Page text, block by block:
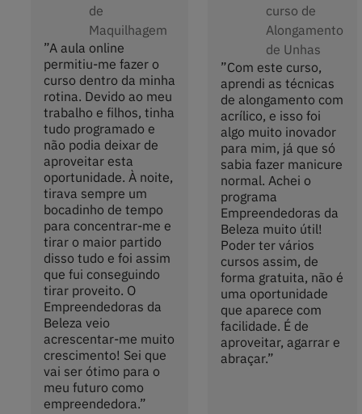
de
Maquilhagem
”A aula online
permitiu-me fazer o
curso dentro da minha
rotina. Devido ao meu
trabalho e filhos, tinha
tudo programado e
não podia deixar de
aproveitar esta
oportunidade. À noite,
tirava sempre um
bocadinho de tempo
para concentrar-me e
tirar o maior partido
disso tudo e foi assim
que fui conseguindo
tirar proveito. O
Empreendedoras da
Beleza veio
acrescentar-me muito
crescimento! Sei que
vai ser ótimo para o
meu futuro como
empreendedora.”
curso de
Alongamento
de Unhas
”Com este curso,
aprendi as técnicas
de alongamento com
acrílico, e isso foi
algo muito inovador
para mim, já que só
sabia fazer manicure
normal. Achei o
programa
Empreendedoras da
Beleza muito útil!
Poder ter vários
cursos assim, de
forma gratuita, não é
uma oportunidade
que aparece com
facilidade. É de
aproveitar, agarrar e
abraçar.”